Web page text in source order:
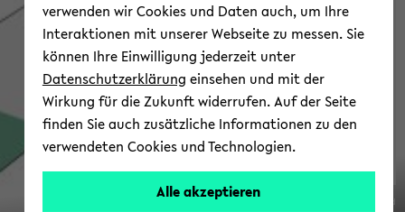
Sonder­forschungsbereich
1288
verwenden wir Cookies und Daten auch, um Ihre
Interaktionen mit unserer Webseite zu messen. Sie
können Ihre Einwilligung jederzeit unter
Datenschutzerklärung einsehen und mit der
Wirkung für die Zukunft widerrufen. Auf der Seite
finden Sie auch zusätzliche Informationen zu den
verwendeten Cookies und Technologien.
Alle akzeptieren